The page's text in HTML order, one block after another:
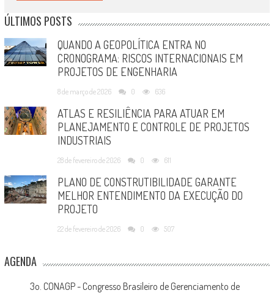
ÚLTIMOS POSTS
QUANDO A GEOPOLÍTICA ENTRA NO
CRONOGRAMA: RISCOS INTERNACIONAIS EM
PROJETOS DE ENGENHARIA
8 de março de 2026 0 636
ATLAS E RESILIÊNCIA PARA ATUAR EM
PLANEJAMENTO E CONTROLE DE PROJETOS
INDUSTRIAIS
28 de fevereiro de 2026 0 611
PLANO DE CONSTRUTIBILIDADE GARANTE
MELHOR ENTENDIMENTO DA EXECUÇÃO DO
PROJETO
22 de fevereiro de 2026 0 507
AGENDA
3o. CONAGP - Congresso Brasileiro de Gerenciamento de